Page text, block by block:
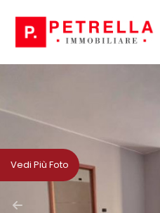
Vedi Più Foto
HOME
IN
VENDITA
Codice
Qualsiasi
Vendita